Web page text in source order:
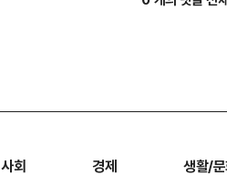
사회 경제 생활/